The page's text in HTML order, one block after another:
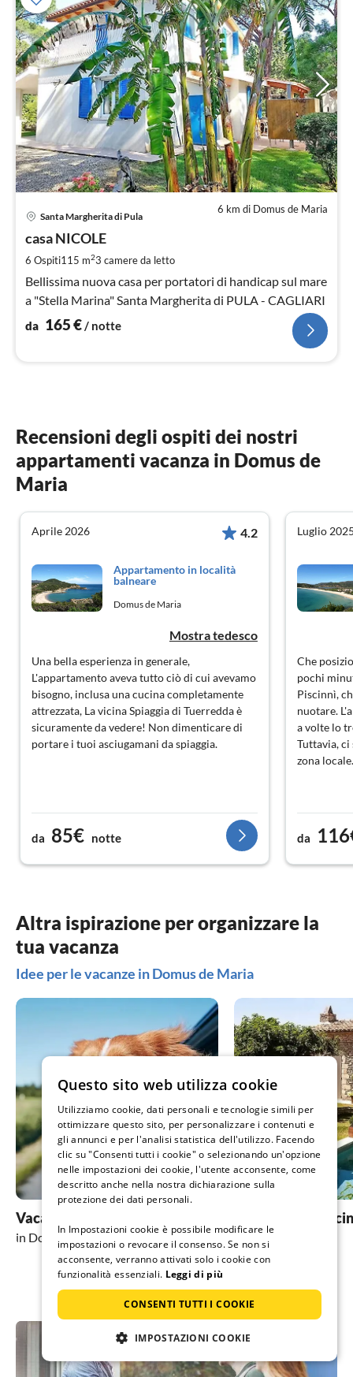
6 km di Domus de Maria
Santa Margherita di Pula
casa NICOLE
6 Ospiti115 m23 camere da letto
Bellissima nuova casa per portatori di handicap sul mare
a "Stella Marina" Santa Margherita di PULA - CAGLIARI
da 165€ / notte
Recensioni degli ospiti dei nostri
appartamenti vacanza in Domus de
Maria
Aprile 2026 4.2
Appartamento in località
balneare
Domus de Maria
Mostra tedesco
Una bella esperienza in generale,
L'appartamento aveva tutto ciò di cui avevamo
bisogno, inclusa una cucina completamente
attrezzata, La vicina Spiaggia di Tuerredda è
sicuramente da vedere! Non dimenticare di
portare i tuoi asciugamani da spiaggia.
da 85€ notte
Luglio
Che
pochi
Piscinnì,
nuotare.
a volte lo
Tuttavia,
zona locale.
da
Altra ispirazione per organizzare la
tua vacanza
Idee per le vacanze in Domus de Maria
Vacanza con il cane
in Domus de Maria
Vacanza con
in Domus de Maria
Questo sito web utilizza cookie
Utilizziamo cookie, dati personali e tecnologie simili per
ottimizzare questo sito, per personalizzare i contenuti e
gli annunci e per l'analisi statistica dell'utilizzo. Facendo
clic su "Consenti tutti i cookie" o selezionando un'opzione
nelle impostazioni dei cookie, l'utente acconsente, come
descritto anche nella nostra dichiarazione sulla
protezione dei dati personali.
In Impostazioni cookie è possibile modificare le
impostazioni o revocare il consenso. Se non si
acconsente, verranno attivati solo i cookie con
funzionalità essenziali. Leggi di più
CONSENTI TUTTI I COOKIE
IMPOSTAZIONI COOKIE